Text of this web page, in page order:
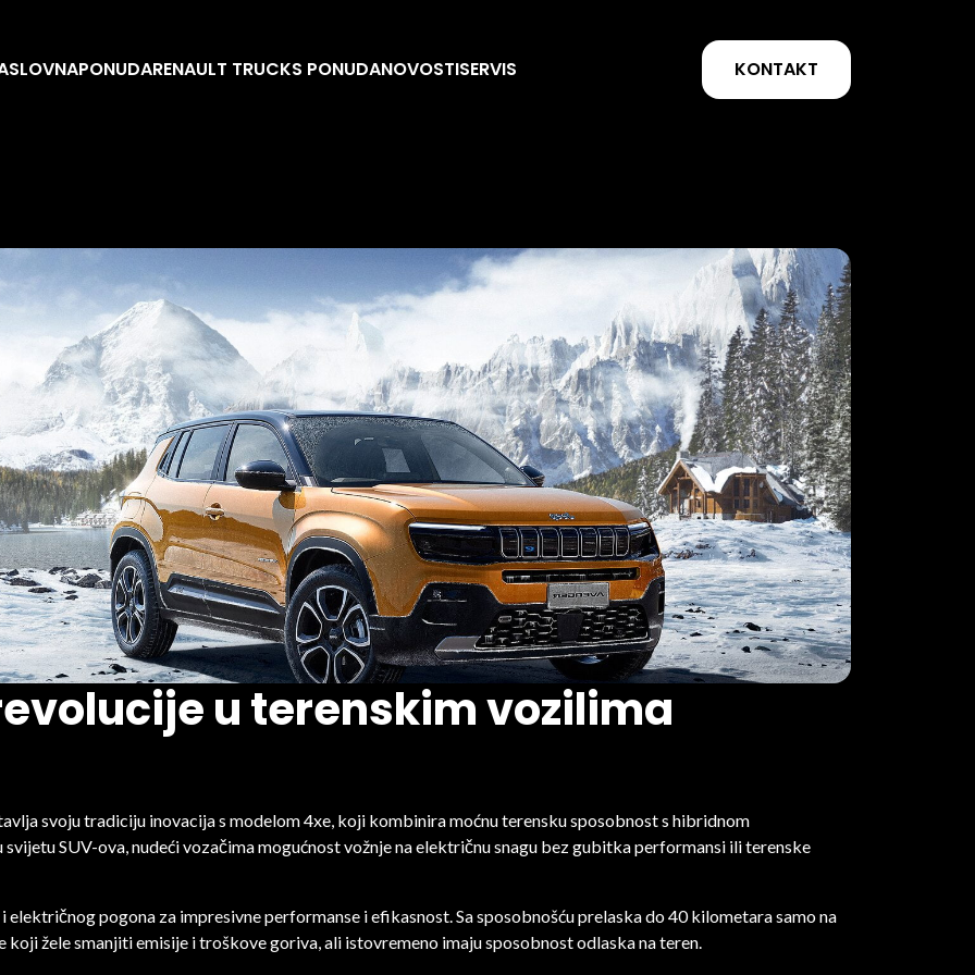
PONUDARENAULT TRUCKS PONUDANOVOSTISERVIS KONTAKT
u terenskim vozilima
svoju tradiciju inovacija s modelom 4xe, koji kombinira moćnu terensku sposobnost s hibridnom
SUV-ova, nudeći vozačima mogućnost vožnje na električnu snagu bez gubitka performansi ili terenske
pogona za impresivne performanse i efikasnost. Sa sposobnošću prelaska do 40 kilometara samo na
žele smanjiti emisije i troškove goriva, ali istovremeno imaju sposobnost odlaska na teren.